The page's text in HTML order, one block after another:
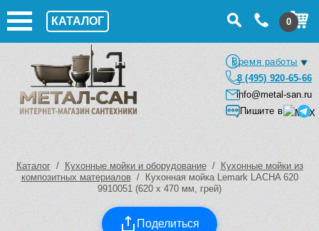
КАТАЛОГ 0
Время работы
8 (495) 920-65-66
info@metal-san.ru
Пишите в
Каталог/ Кухонные мойки и оборудование/
Кухонные мойки из
композитных материалов/ Кухонная мойка Lemark LACHA 620
9910051 (620 х 470 мм, грей)
Поделиться